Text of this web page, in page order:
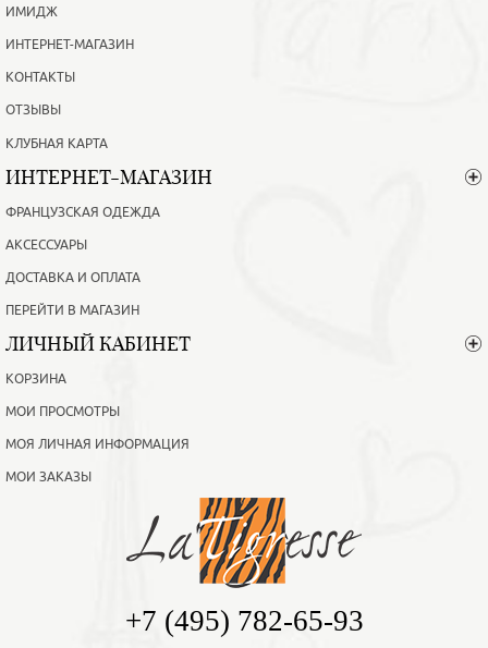
ИМИДЖ
ИНТЕРНЕТ-МАГАЗИН
КОНТАКТЫ
ОТЗЫВЫ
КЛУБНАЯ КАРТА
ИНТЕРНЕТ-МАГАЗИН
ФРАНЦУЗСКАЯ ОДЕЖДА
АКСЕССУАРЫ
ДОСТАВКА И ОПЛАТА
ПЕРЕЙТИ В МАГАЗИН
ЛИЧНЫЙ КАБИНЕТ
КОРЗИНА
МОИ ПРОСМОТРЫ
МОЯ ЛИЧНАЯ ИНФОРМАЦИЯ
МОИ ЗАКАЗЫ
+7 (495) 782-65-93